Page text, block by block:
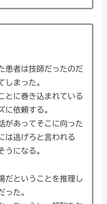
患者は技師だったのだ
しまった。
とに巻き込まれている
に依頼する。
があってそこに向った
は逃げろと言われる
うになる。
だということを推理し
った。